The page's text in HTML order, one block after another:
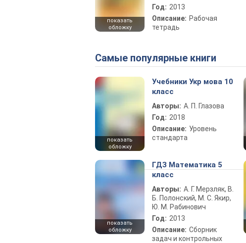
показать
обложку
Год: 2013
Описание: Рабочая
тетрадь
Самые популярные книги
показать
обложку
Учебники Укр мова 10
класс
Авторы: А. П. Глазова
Год: 2018
Описание: Уровень
стандарта
показать
обложку
ГДЗ Математика 5
класс
Авторы: А. Г. Мерзляк, В.
Б. Полонский, М. С. Якир,
Ю. М. Рабинович
Год: 2013
Описание: Сборник
задач и контрольных